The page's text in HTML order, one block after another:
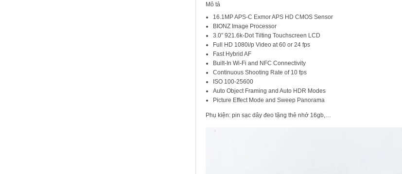
Mô tả
16.1MP APS-C Exmor APS HD CMOS Sensor
BIONZ Image Processor
3.0″ 921.6k-Dot Tilting Touchscreen LCD
Full HD 1080i/p Video at 60 or 24 fps
Fast Hybrid AF
Built-In Wi-Fi and NFC Connectivity
Continuous Shooting Rate of 10 fps
ISO 100-25600
Auto Object Framing and Auto HDR Modes
Picture Effect Mode and Sweep Panorama
Phụ kiện: pin sạc dây đeo tặng thẻ nhớ 16gb,…